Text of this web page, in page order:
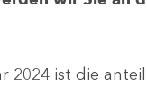
2024 ist die